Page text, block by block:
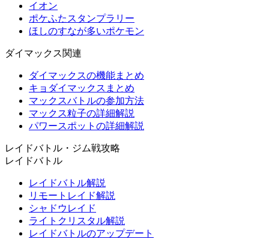
イオン
ポケふたスタンプラリー
ほしのすなが多いポケモン
ダイマックス関連
ダイマックスの機能まとめ
キョダイマックスまとめ
マックスバトルの参加方法
マックス粒子の詳細解説
パワースポットの詳細解説
レイドバトル・ジム戦攻略
レイドバトル
レイドバトル解説
リモートレイド解説
シャドウレイド
ライトクリスタル解説
レイドバトルのアップデート